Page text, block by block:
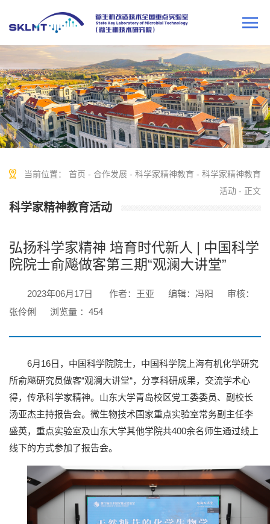
当前位置： 首页 - 合作发展 - 科学家精神教育 - 科学家精神教育
活动 - 正文
科学家精神教育活动
弘扬科学家精神 培育时代新人 | 中国科学
院院士俞飚做客第三期“观澜大讲堂”
2023年06月17日 作者：王亚 编辑：冯阳
审核：
张伶俐
浏览量 ： 454
6月16日，中国科学院院士，中国科学院上海有机化学研究
所俞飚研究员做客“观澜大讲堂“，分享科研成果，交流学术心
得，传承科学家精神。山东大学青岛校区党工委委员、副校长
汤亚杰主持报告会。微生物技术国家重点实验室常务副主任李
盛英，重点实验室及山东大学其他学院共400余名师生通过线上
线下的方式参加了报告会。